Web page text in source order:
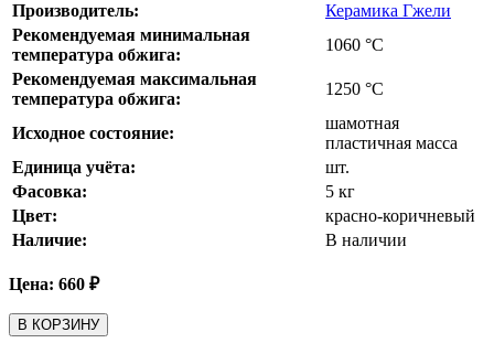
Производитель:
Керамика Гжели
Рекомендуемая минимальная
температура обжига:
1060 °С
Рекомендуемая максимальная
температура обжига:
1250 °С
Исходное состояние:
шамотная
пластичная масса
Единица учёта:
шт.
Фасовка:
5 кг
Цвет:
красно-коричневый
Наличие:
В наличии
Цена: 660 ₽
В КОРЗИНУ